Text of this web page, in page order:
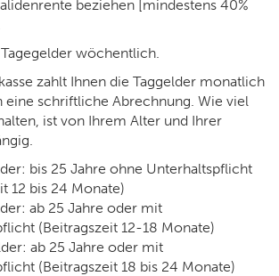
beziehen [mindestens 40%
wöchentlich.
zahlt Ihnen die Taggelder monatlich
eine schriftliche Abrechnung. Wie viel
ist von Ihrem Alter und Ihrer
bis 25 Jahre ohne Unterhaltspflicht
12 bis 24 Monate)
ab 25 Jahre oder mit
(Beitragszeit 12-18 Monate)
ab 25 Jahre oder mit
(Beitragszeit 18 bis 24 Monate)